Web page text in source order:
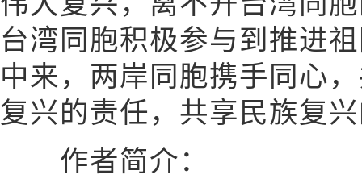
台湾同胞积极参与到推进
中来，两岸同胞携手同心
复兴的责任，共享民族复
作者简介：